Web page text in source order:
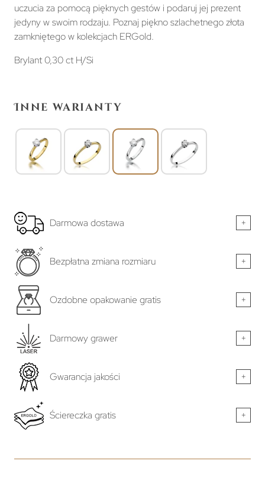
uczucia za pomocą pięknych gestów i podaruj jej prezent
jedyny w swoim rodzaju. Poznaj piękno szlachetnego złota
zamkniętego w kolekcjach ERGold.
Brylant 0,30 ct H/Si
Inne warianty
Darmowa dostawa +
Bezpłatna zmiana rozmiaru +
Ozdobne opakowanie gratis +
Darmowy grawer +
Gwarancja jakości +
Ściereczka gratis +